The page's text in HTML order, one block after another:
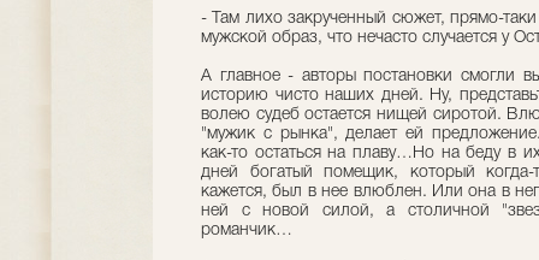
- Там лихо закрученный сюжет, прямо-
мужской образ, что нечасто случается у
А главное - авторы постановки смогли
историю чисто наших дней. Ну,
волею судеб остается нищей сиротой.
"мужик с рынка", делает ей
как-то остаться на плаву…Но на беду в
дней богатый помещик, который
кажется, был в нее влюблен. Или она в
ней с новой силой, а столичной
романчик…